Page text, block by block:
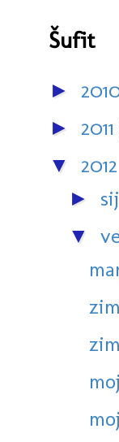
Šufit
►
► 2011
▼ 2012
►
▼